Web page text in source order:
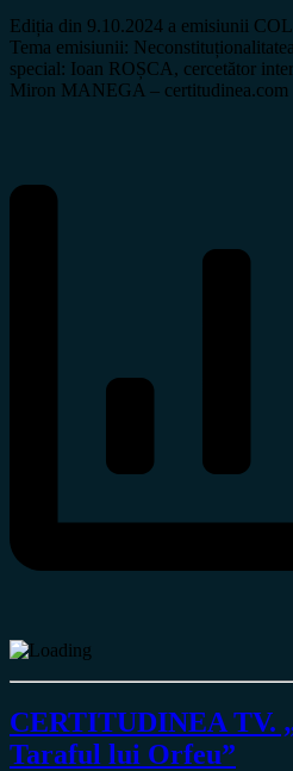
Ediția din 9.10.2024 a emisiunii
Tema emisiunii:
special: Ioan ROȘCA, cercetător
Miron MANEGA – certitudinea.com
CERTITUDINEA TV.
Taraful lui Orfeu”